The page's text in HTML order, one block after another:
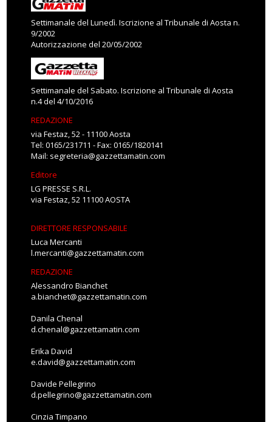
Settimanale del Lunedì. Iscrizione al Tribunale di Aosta n.
9/2002
Autorizzazione del 20/05/2002
Settimanale del Sabato. Iscrizione al Tribunale di Aosta
n.4 del 4/10/2016
REDAZIONE
via Festaz, 52 - 11100 Aosta
Tel: 0165/231711 - Fax: 0165/1820141
Mail: segreteria@gazzettamatin.com
Editore
LG PRESSE S.R.L.
via Festaz, 52 11100 AOSTA
DIRETTORE RESPONSABILE
Luca Mercanti
l.mercanti@gazzettamatin.com
REDAZIONE
Alessandro Bianchet
a.bianchet@gazzettamatin.com
Danila Chenal
d.chenal@gazzettamatin.com
Erika David
e.david@gazzettamatin.com
Davide Pellegrino
d.pellegrino@gazzettamatin.com
Cinzia Timpano